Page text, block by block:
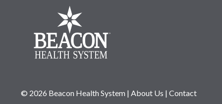
© 2026 Beacon Health System| About Us | Contact